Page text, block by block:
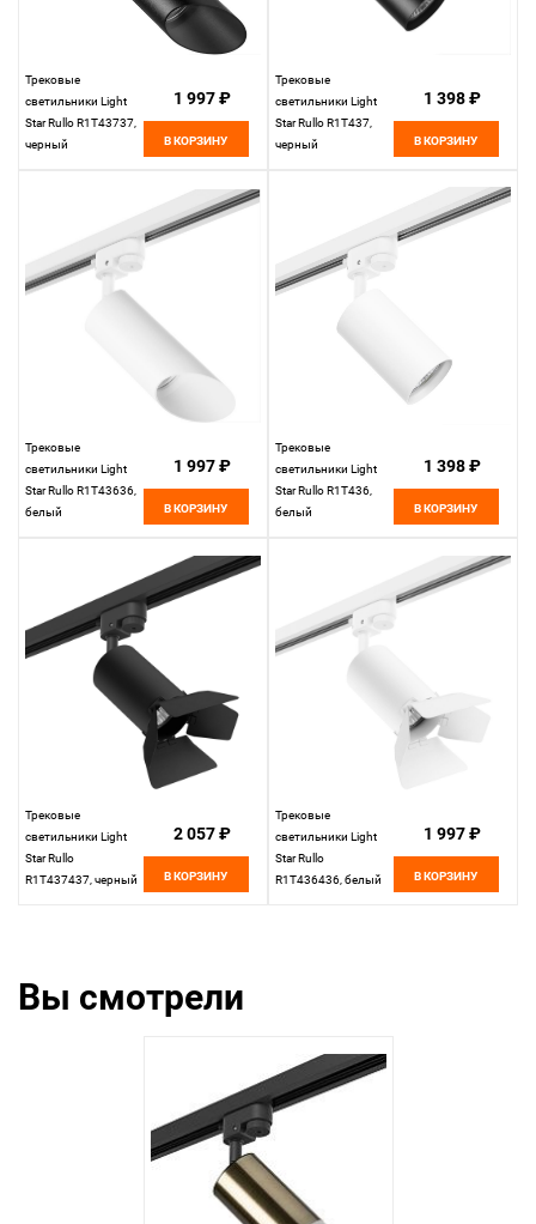
Трековые
светильники Light
Star Rullo R1T43737,
черный
1 997 ₽
В КОРЗИНУ
Трековые
светильники Light
Star Rullo R1T437,
черный
1 398 ₽
В КОРЗИНУ
Трековые
светильники Light
Star Rullo R1T43636,
белый
1 997 ₽
В КОРЗИНУ
Трековые
светильники Light
Star Rullo R1T436,
белый
1 398 ₽
В КОРЗИНУ
Трековые
светильники Light
Star Rullo
R1T437437, черный
2 057 ₽
В КОРЗИНУ
Трековые
светильники Light
Star Rullo
R1T436436, белый
1 997 ₽
В КОРЗИНУ
Вы смотрели